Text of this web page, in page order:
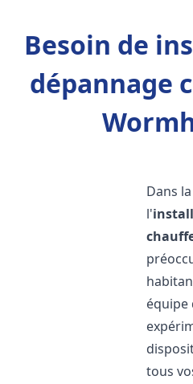
Besoin de
dépannage
Dans
l'
équipe
tous